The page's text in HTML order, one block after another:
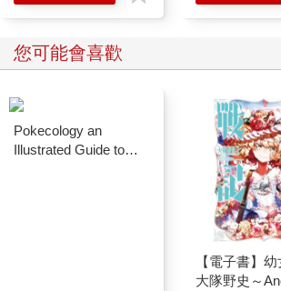
接轉移，即日起，他就是Tibanne的子公司
Gox股份。
馬克應該更留意細節的。這場交易最大的問
前早已多次遭竊，損失了少量比特幣。或許
問題的嚴重性。根據一些消息來源顯示，甚
Mt. Gox也有少數的比特幣不翼而飛。而傑
接手Mt. Gox不久後，馬克才確認了這個網
萬枚。2011年4月28日，馬克收到的第二封
您可能會喜歡
【電子書】
大隊野史～